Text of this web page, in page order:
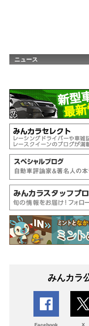
ニュース
みんカラ
Facebook X